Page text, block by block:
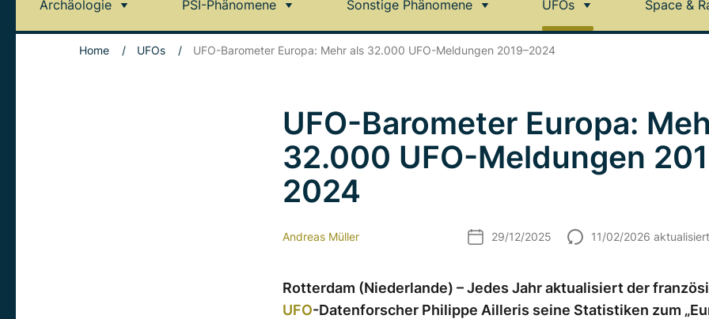
Archäologie PSI-Phänomene Sonstige Phänomene UFOs Space &
Home / UFOs / UFO-Barometer Europa: Mehr als 32.000 UFO-Meldungen 2019–2024
UFO-Barometer Europa:
32.000 UFO-Meldungen
2024
Andreas Müller 29/12/2025 11/02/2026 aktualisiert
Rotterdam (Niederlande) – Jedes Jahr aktualisiert der
UFO-Datenforscher Philippe Ailleris seine Statistiken zum